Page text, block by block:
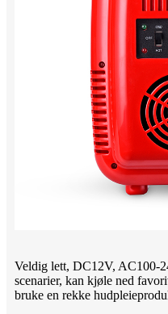
Veldig lett, DC12V, AC100-
scenarier, kan kjøle ned
bruke en rekke